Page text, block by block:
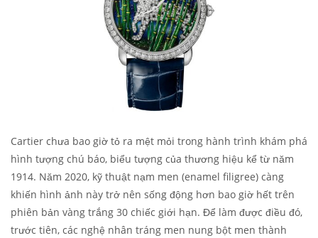
Cartier chưa bao giờ tỏ ra mệt mỏi trong hành trình khám phá
hình tượng chú báo, biểu tượng của thương hiệu kể từ năm
1914. Năm 2020, kỹ thuật nạm men (enamel filigree) càng
khiến hình ảnh này trở nên sống động hơn bao giờ hết trên
phiên bản vàng trắng 30 chiếc giới hạn. Để làm được điều đó,
trước tiên, các nghệ nhân tráng men nung bột men thành